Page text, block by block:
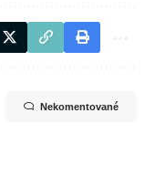
Nekomentované